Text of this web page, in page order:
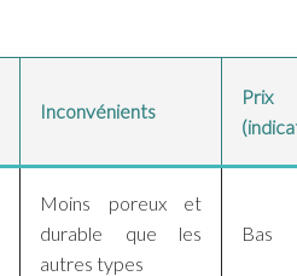
Inconvénients
Prix
Moins poreux et
durable que les
autres types
Bas